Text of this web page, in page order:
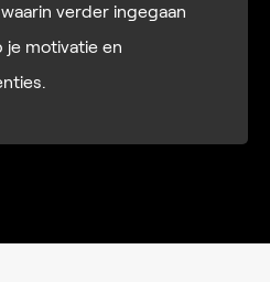
verder ingegaan
je motivatie en